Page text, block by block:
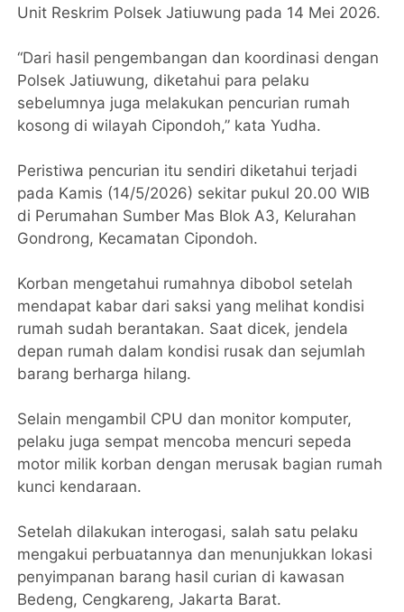
Unit Reskrim Polsek Jatiuwung pada 14 Mei 2026.
“Dari hasil pengembangan dan koordinasi dengan
Polsek Jatiuwung, diketahui para pelaku
sebelumnya juga melakukan pencurian rumah
kosong di wilayah Cipondoh,” kata Yudha.
Peristiwa pencurian itu sendiri diketahui terjadi
pada Kamis (14/5/2026) sekitar pukul 20.00 WIB
di Perumahan Sumber Mas Blok A3, Kelurahan
Gondrong, Kecamatan Cipondoh.
Korban mengetahui rumahnya dibobol setelah
mendapat kabar dari saksi yang melihat kondisi
rumah sudah berantakan. Saat dicek, jendela
depan rumah dalam kondisi rusak dan sejumlah
barang berharga hilang.
Selain mengambil CPU dan monitor komputer,
pelaku juga sempat mencoba mencuri sepeda
motor milik korban dengan merusak bagian rumah
kunci kendaraan.
Setelah dilakukan interogasi, salah satu pelaku
mengakui perbuatannya dan menunjukkan lokasi
penyimpanan barang hasil curian di kawasan
Bedeng, Cengkareng, Jakarta Barat.